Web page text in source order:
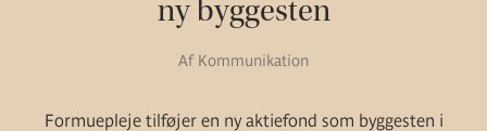
ny byggesten
Af Kommunikation
Formuepleje tilføjer en ny aktiefond som byggesten i